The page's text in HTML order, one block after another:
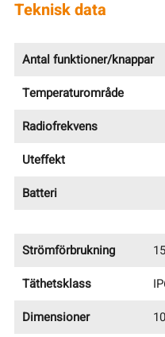
Teknisk data
Antal funktioner/knappar
Temperaturområde
Radiofrekvens
Uteffekt
Batteri
Strömförbrukning
Täthetsklass
Dimensioner